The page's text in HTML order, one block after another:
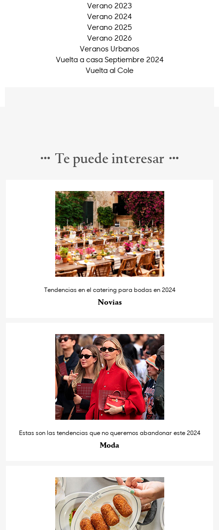
Verano 2023
Verano 2024
Verano 2025
Verano 2026
Veranos Urbanos
Vuelta a casa Septiembre 2024
Vuelta al Cole
Te puede interesar
Tendencias en el catering para bodas en 2024
Novias
Estas son las tendencias que no queremos abandonar este 2024
Moda